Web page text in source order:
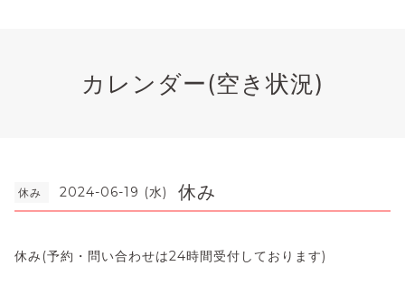
カレンダー(空き状況)
休み 2024-06-19 (水) 休み
休み(予約・問い合わせは24時間受付しております)